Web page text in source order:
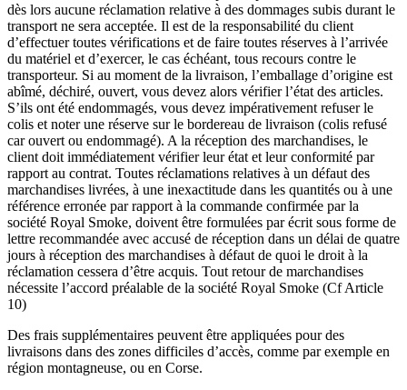
dès lors aucune réclamation relative à des dommages subis durant le
transport ne sera acceptée. Il est de la responsabilité du client
d’effectuer toutes vérifications et de faire toutes réserves à l’arrivée
du matériel et d’exercer, le cas échéant, tous recours contre le
transporteur. Si au moment de la livraison, l’emballage d’origine est
abîmé, déchiré, ouvert, vous devez alors vérifier l’état des articles.
S’ils ont été endommagés, vous devez impérativement refuser le
colis et noter une réserve sur le bordereau de livraison (colis refusé
car ouvert ou endommagé). A la réception des marchandises, le
client doit immédiatement vérifier leur état et leur conformité par
rapport au contrat. Toutes réclamations relatives à un défaut des
marchandises livrées, à une inexactitude dans les quantités ou à une
référence erronée par rapport à la commande confirmée par la
société Royal Smoke, doivent être formulées par écrit sous forme de
lettre recommandée avec accusé de réception dans un délai de quatre
jours à réception des marchandises à défaut de quoi le droit à la
réclamation cessera d’être acquis. Tout retour de marchandises
nécessite l’accord préalable de la société Royal Smoke (Cf Article
10)
Des frais supplémentaires peuvent être appliquées pour des
livraisons dans des zones difficiles d’accès, comme par exemple en
région montagneuse, ou en Corse.